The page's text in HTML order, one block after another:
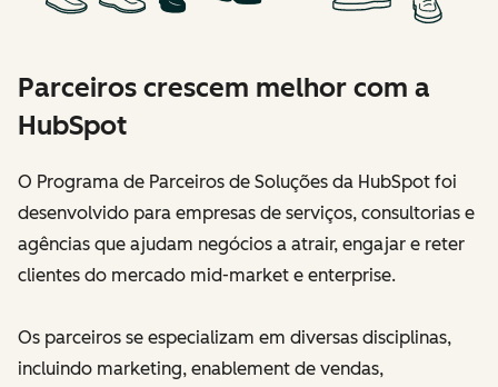
Parceiros crescem melhor com a
HubSpot
O Programa de Parceiros de Soluções da HubSpot foi
desenvolvido para empresas de serviços, consultorias e
agências que ajudam negócios a atrair, engajar e reter
clientes do mercado mid-market e enterprise.
Os parceiros se especializam em diversas disciplinas,
incluindo marketing, enablement de vendas,